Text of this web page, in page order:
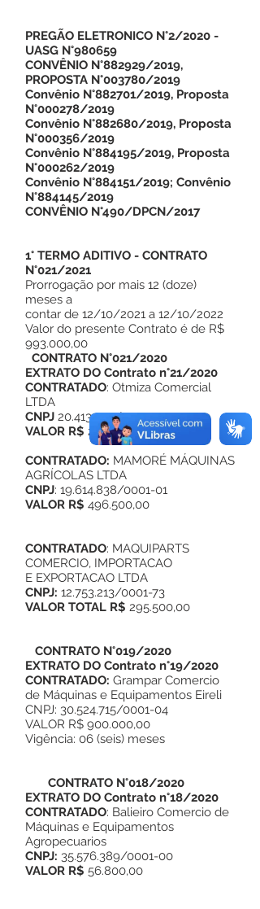
PREGÃO ELETRONICO N°2/2020 -
UASG N°980659
CONVÊNIO N°882929/2019,
PROPOSTA N°003780/2019
Convênio N°882701/2019, Proposta
N°000278/2019
Convênio N°882680/2019, Proposta
N°000356/2019
Convênio N°884195/2019, Proposta
N°000262/2019
Convênio N°884151/2019; Convênio
N°884145/2019
CONVÊNIO N°490/DPCN/2017
1° TERMO ADITIVO - CONTRATO
N°021/2021
Prorrogação por mais 12 (doze)
meses a
contar de 12/10/2021 a 12/10/2022
Valor do presente Contrato é de R$
993.000,00
CONTRATO N°021/2020
EXTRATO DO Contrato n°21/2020
CONTRATADO: Otmiza Comercial
LTDA
CNPJ 20.413.494/0001-43
VALOR R$ 282.966,47
CONTRATADO: MAMORÉ MÁQUINAS
AGRÍCOLAS LTDA
CNPJ: 19.614.838/0001-01
VALOR R$ 496.500,00
CONTRATADO: MAQUIPARTS
COMERCIO, IMPORTACAO
E EXPORTACAO LTDA
CNPJ: 12.753.213/0001-73
VALOR TOTAL R$ 295.500,00
CONTRATO N°019/2020
EXTRATO DO Contrato n°19/2020
CONTRATADO: Grampar Comercio
de Máquinas e Equipamentos Eireli
CNPJ: 30.524.715/0001-04
VALOR R$ 900.000,00
Vigência: 06 (seis) meses
CONTRATO N°018/2020
EXTRATO DO Contrato n°18/2020
CONTRATADO: Balieiro Comercio de
Máquinas e Equipamentos
Agropecuarios
CNPJ: 35.576.389/0001-00
VALOR R$ 56.800,00